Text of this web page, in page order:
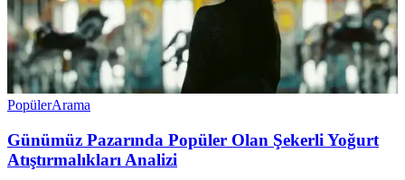
PopülerArama
Günümüz Pazarında Popüler Olan Şekerli Yoğurt
Atıştırmalıkları Analizi